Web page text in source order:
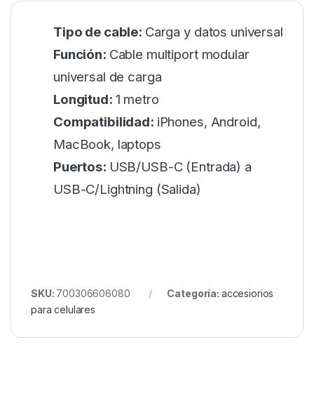
Tipo de cable: Carga y datos universal
Función: Cable multiport modular
universal de carga
Longitud: 1 metro
Compatibilidad: iPhones, Android,
MacBook, laptops
Puertos: USB/USB-C (Entrada) a
USB-C/Lightning (Salida)
SKU: 700306606080 Categoría: accesiorios
para celulares